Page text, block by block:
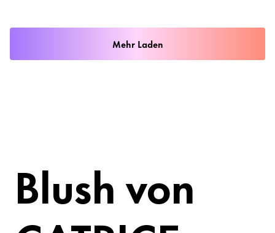
Mehr Laden
Blush von